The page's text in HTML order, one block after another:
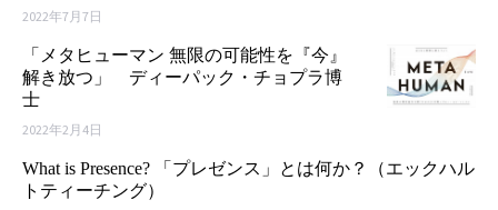
2022年7月7日
「メタヒューマン 無限の可能性を『今』
解き放つ」 ディーパック・チョプラ博
士
2022年2月4日
What is Presence? 「プレゼンス」とは何か？（エックハル
トティーチング）